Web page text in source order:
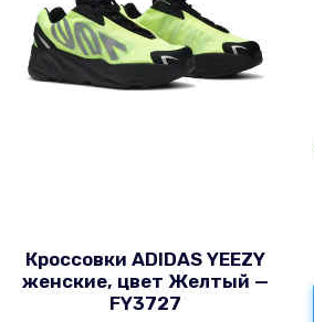
Кроссовки ADIDAS YEEZY
женские, цвет Желтый —
FY3727